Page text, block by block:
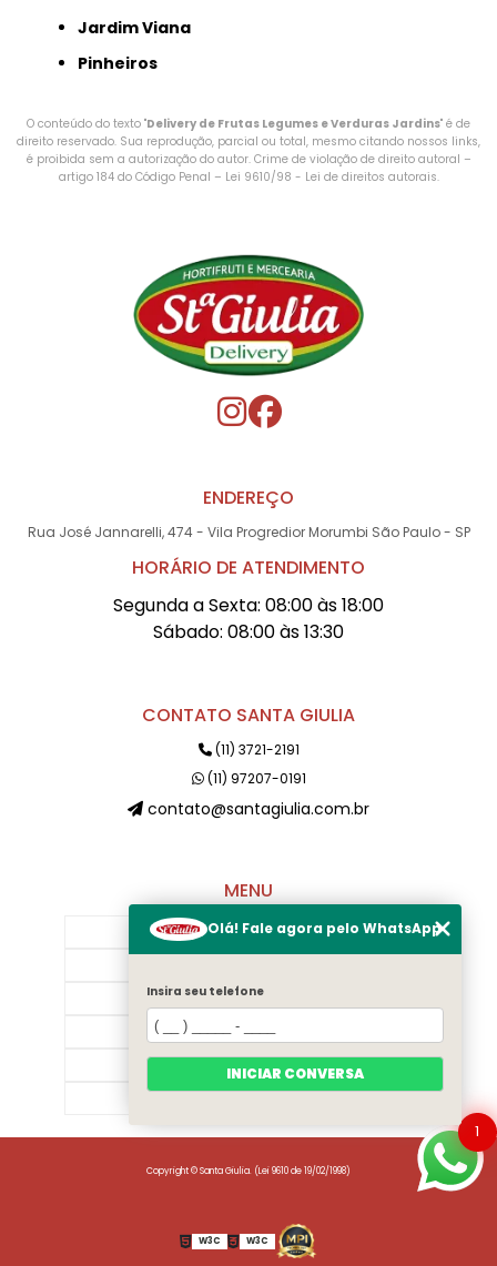
Jardim Viana
Pinheiros
O conteúdo do texto "Delivery de Frutas Legumes e Verduras Jardins" é de
direito reservado. Sua reprodução, parcial ou total, mesmo citando nossos links,
é proibida sem a autorização do autor. Crime de violação de direito autoral –
artigo 184 do Código Penal – Lei 9610/98 - Lei de direitos autorais.
ENDEREÇO
Rua José Jannarelli, 474 - Vila Progredior Morumbi São Paulo - SP
HORÁRIO DE ATENDIMENTO
Segunda a Sexta: 08:00 às 18:00
Sábado: 08:00 às 13:30
CONTATO SANTA GIULIA
(11) 3721-2191
(11) 97207-0191
contato@santagiulia.com.br
MENU
Início
Galeria
Contato
Categorias
Mapa do site
Copyright © Santa Giulia. (Lei 9610 de 19/02/1998)
W3C W3C
1
Olá! Fale agora pelo WhatsApp
Insira seu telefone
INICIAR CONVERSA